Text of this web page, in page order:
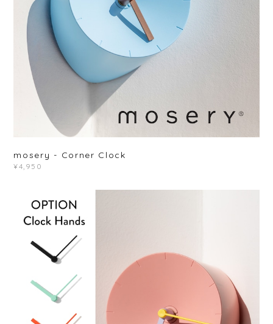
mosery - Corner Clock
¥4,950